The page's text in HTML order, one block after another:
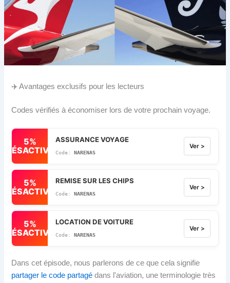
✈️ Avantages exclusifs pour les lecteurs
Codes vérifiés à économiser lors de votre prochain voyage.
5%
DÉSACTIVÉ
ASSURANCE VOYAGE
NARENAS
Ver >
5%
DÉSACTIVÉ
REMISE SUR LES CHIPS
NARENAS
Ver >
5%
DÉSACTIVÉ
LOCATION DE VOITURE
NARENAS
Ver >
Dans cet épisode, nous parlerons de ce que cela signifie
partager le code partagé dans l'aviation, une terminologie très